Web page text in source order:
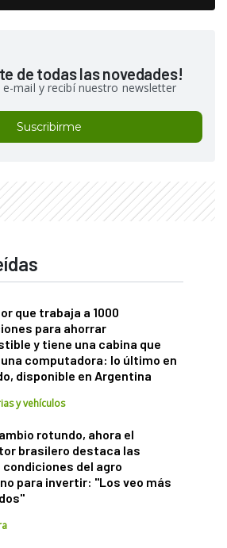
de todas las novedades!
e-mail y recibí nuestro newsletter
Suscribirme
que trabaja a 1000
para ahorrar
y tiene una cabina que
computadora: lo último en
disponible en Argentina
y vehículos
rotundo, ahora el
brasilero destaca las
condiciones del agro
para invertir: "Los veo más